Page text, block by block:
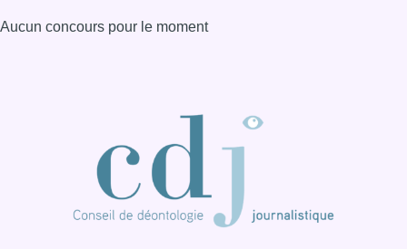
Aucun concours pour le moment